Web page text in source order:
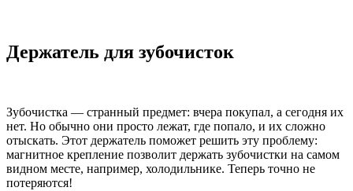
Держатель для зубочисток
Зубочистка — странный предмет: вчера покупал, а сегодня их
нет. Но обычно они просто лежат, где попало, и их сложно
отыскать. Этот держатель поможет решить эту проблему:
магнитное крепление позволит держать зубочистки на самом
видном месте, например, холодильнике. Теперь точно не
потеряются!